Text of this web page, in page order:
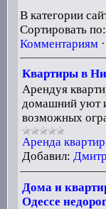
В категории
Сортировать по:
Комментариям·
Квартиры в
Арендуя
домашний уют
возможных
Аренда
Добавил:
Дома и
Одессе